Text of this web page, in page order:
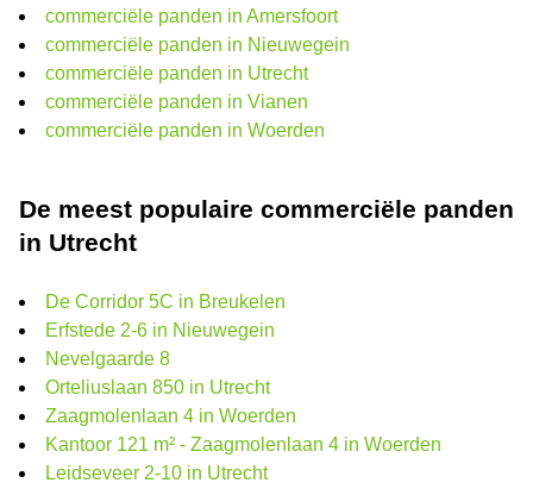
commerciële panden in Amersfoort
commerciële panden in Nieuwegein
commerciële panden in Utrecht
commerciële panden in Vianen
commerciële panden in Woerden
De meest populaire commerciële panden
in Utrecht
De Corridor 5C in Breukelen
Erfstede 2-6 in Nieuwegein
Nevelgaarde 8
Orteliuslaan 850 in Utrecht
Zaagmolenlaan 4 in Woerden
Kantoor 121 m² - Zaagmolenlaan 4 in Woerden
Leidseveer 2-10 in Utrecht